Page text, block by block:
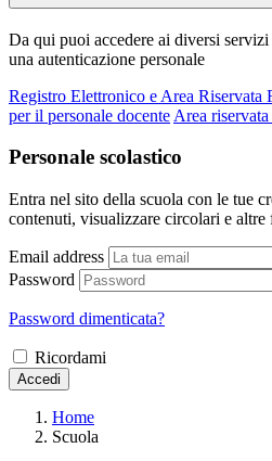
Da qui puoi accedere ai diversi
una autenticazione personale
Registro Elettronico e Area Riservata
per il personale docente Area
Personale scolastico
Entra nel sito della scuola con le tue
contenuti, visualizzare circolari e altre
Email address
Password
Password dimenticata?
Ricordami
Accedi
Home
Scuola